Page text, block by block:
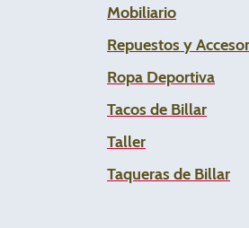
Mobiliario
Repuestos y
Ropa Deportiva
Tacos de Billar
Taller
Taqueras de Billar